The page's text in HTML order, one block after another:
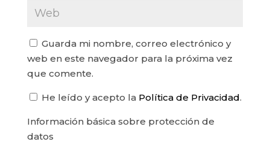
Guarda mi nombre, correo electrónico y
web en este navegador para la próxima vez
que comente.
He leído y acepto la Política de Privacidad.
Información básica sobre protección de
datos